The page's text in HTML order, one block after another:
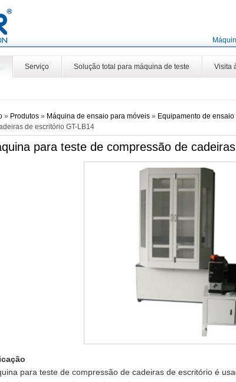
Serviço Solução total para máquina de teste Visita
» Produtos » Máquina de ensaio para móveis » Equipamento de
de escritório GT-LB14
para teste de compressão de
para teste de compressão de cadeiras de escritório é